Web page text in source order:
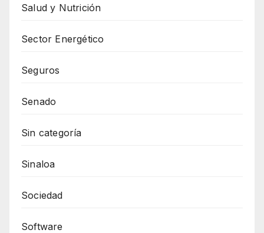
Salud y Nutrición
Sector Energético
Seguros
Senado
Sin categoría
Sinaloa
Sociedad
Software